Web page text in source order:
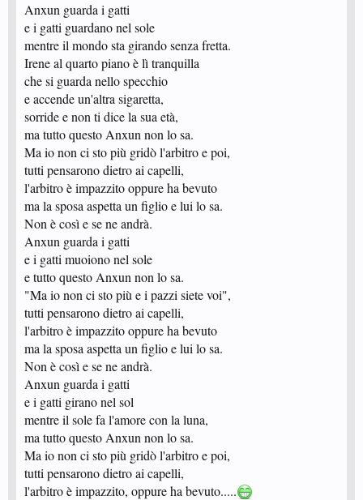
Anxun guarda i gatti
e i gatti guardano nel sole
mentre il mondo sta girando senza fretta.
Irene al quarto piano è lì tranquilla
che si guarda nello specchio
e accende un'altra sigaretta,
sorride e non ti dice la sua età,
ma tutto questo Anxun non lo sa.
Ma io non ci sto più gridò l'arbitro e poi,
tutti pensarono dietro ai capelli,
l'arbitro è impazzito oppure ha bevuto
ma la sposa aspetta un figlio e lui lo sa.
Non è così e se ne andrà.
Anxun guarda i gatti
e i gatti muoiono nel sole
e tutto questo Anxun non lo sa.
"Ma io non ci sto più e i pazzi siete voi",
tutti pensarono dietro ai capelli,
l'arbitro è impazzito oppure ha bevuto
ma la sposa aspetta un figlio e lui lo sa.
Non è così e se ne andrà.
Anxun guarda i gatti
e i gatti girano nel sol
mentre il sole fa l'amore con la luna,
ma tutto questo Anxun non lo sa.
Ma io non ci sto più gridò l'arbitro e poi,
tutti pensarono dietro ai capelli,
l'arbitro è impazzito, oppure ha bevuto.....